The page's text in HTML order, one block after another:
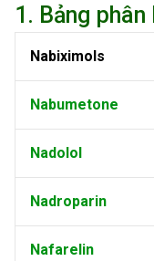
1. Bảng
Nabiximols
Nabumetone
Nadolol
Nadroparin
Nafarelin